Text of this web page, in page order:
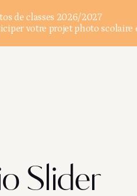
Slider
de classes 2026/2027
votre projet photo scolaire